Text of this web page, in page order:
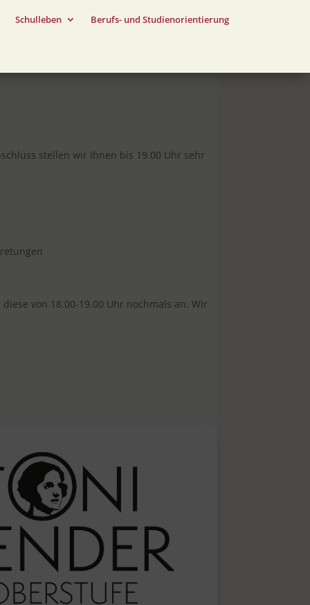
Schulleben Berufs- und Studienorientierung
stellen wir Ihnen bis 19.00 Uhr sehr
von 18.00-19.00 Uhr nochmals an. Wir